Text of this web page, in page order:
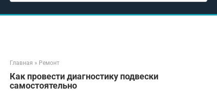
Главная » Ремонт
Как провести диагностику подвески
самостоятельно